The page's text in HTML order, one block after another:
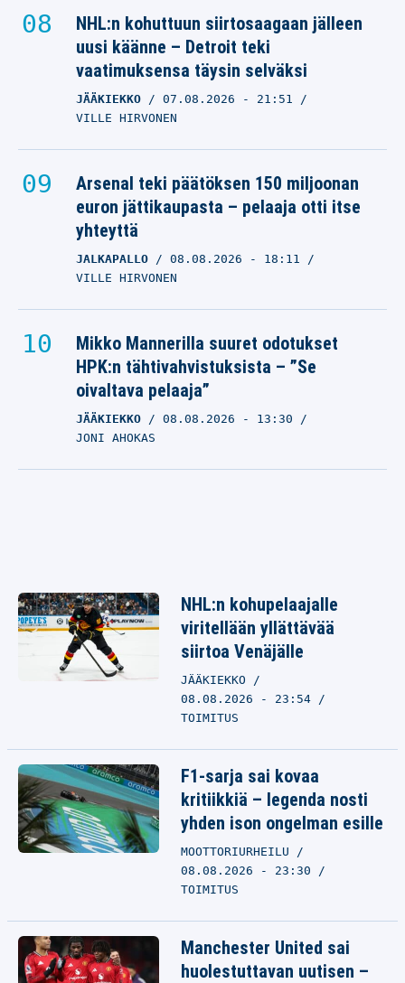
NHL:n kohuttuun siirtosaagaan jälleen
uusi käänne – Detroit teki
vaatimuksensa täysin selväksi
JÄÄKIEKKO 07.08.2026 - 21:51
VILLE HIRVONEN
Arsenal teki päätöksen 150 miljoonan
euron jättikaupasta – pelaaja otti itse
yhteyttä
JALKAPALLO 08.08.2026 - 18:11
VILLE HIRVONEN
Mikko Mannerilla suuret odotukset
HPK:n tähtivahvistuksista – ”Se
oivaltava pelaaja”
JÄÄKIEKKO 08.08.2026 - 13:30
JONI AHOKAS
NHL:n kohupelaajalle
viritellään yllättävää
siirtoa Venäjälle
JÄÄKIEKKO
08.08.2026 - 23:54
TOIMITUS
F1-sarja sai kovaa
kritiikkiä – legenda nosti
yhden ison ongelman esille
MOOTTORIURHEILU
08.08.2026 - 23:30
TOIMITUS
Manchester United sai
huolestuttavan uutisen –